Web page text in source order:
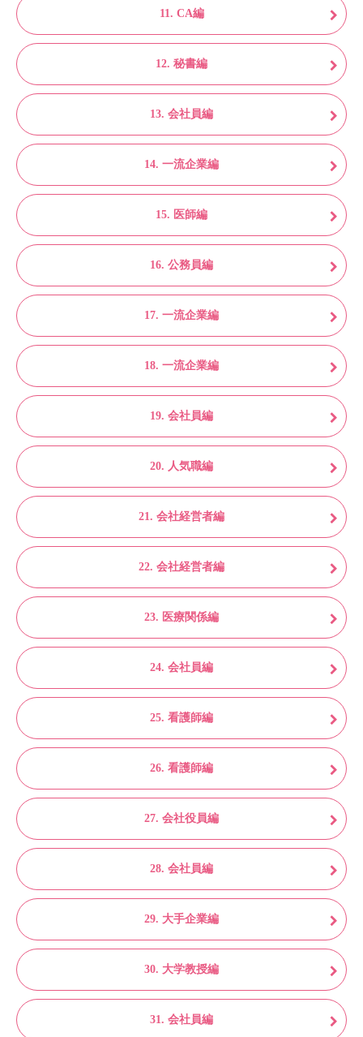
11. CA編
12. 秘書編
13. 会社員編
14. 一流企業編
15. 医師編
16. 公務員編
17. 一流企業編
18. 一流企業編
19. 会社員編
20. 人気職編
21. 会社経営者編
22. 会社経営者編
23. 医療関係編
24. 会社員編
25. 看護師編
26. 看護師編
27. 会社役員編
28. 会社員編
29. 大手企業編
30. 大学教授編
31. 会社員編